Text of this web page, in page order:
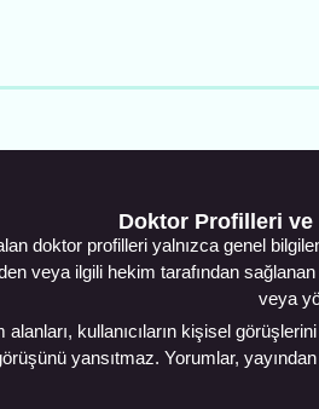
Doktor Profilleri ve
doktor profilleri yalnızca genel
veya ilgili hekim tarafından
veya
kullanıcıların kişisel
yansıtmaz. Yorumlar,